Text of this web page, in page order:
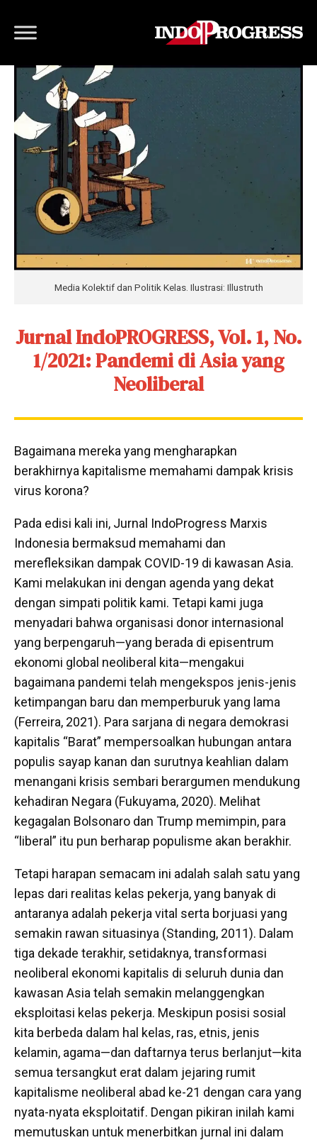
Media Kolektif dan Politik Kelas. Ilustrasi: Illustruth
Jurnal IndoPROGRESS, Vol. 1, No.
1/2021: Pandemi di Asia yang
Neoliberal
Bagaimana mereka yang mengharapkan
berakhirnya kapitalisme memahami dampak krisis
virus korona?
Pada edisi kali ini, Jurnal IndoProgress Marxis
Indonesia bermaksud memahami dan
merefleksikan dampak COVID-19 di kawasan Asia.
Kami melakukan ini dengan agenda yang dekat
dengan simpati politik kami. Tetapi kami juga
menyadari bahwa organisasi donor internasional
yang berpengaruh—yang berada di episentrum
ekonomi global neoliberal kita—mengakui
bagaimana pandemi telah mengekspos jenis-jenis
ketimpangan baru dan memperburuk yang lama
(Ferreira, 2021). Para sarjana di negara demokrasi
kapitalis “Barat” mempersoalkan hubungan antara
populis sayap kanan dan surutnya keahlian dalam
menangani krisis sembari berargumen mendukung
kehadiran Negara (Fukuyama, 2020). Melihat
kegagalan Bolsonaro dan Trump memimpin, para
“liberal” itu pun berharap populisme akan berakhir.
Tetapi harapan semacam ini adalah salah satu yang
lepas dari realitas kelas pekerja, yang banyak di
antaranya adalah pekerja vital serta borjuasi yang
semakin rawan situasinya (Standing, 2011). Dalam
tiga dekade terakhir, setidaknya, transformasi
neoliberal ekonomi kapitalis di seluruh dunia dan
kawasan Asia telah semakin melanggengkan
eksploitasi kelas pekerja. Meskipun posisi sosial
kita berbeda dalam hal kelas, ras, etnis, jenis
kelamin, agama—dan daftarnya terus berlanjut—kita
semua tersangkut erat dalam jejaring rumit
kapitalisme neoliberal abad ke-21 dengan cara yang
nyata-nyata eksploitatif. Dengan pikiran inilah kami
memutuskan untuk menerbitkan jurnal ini dalam